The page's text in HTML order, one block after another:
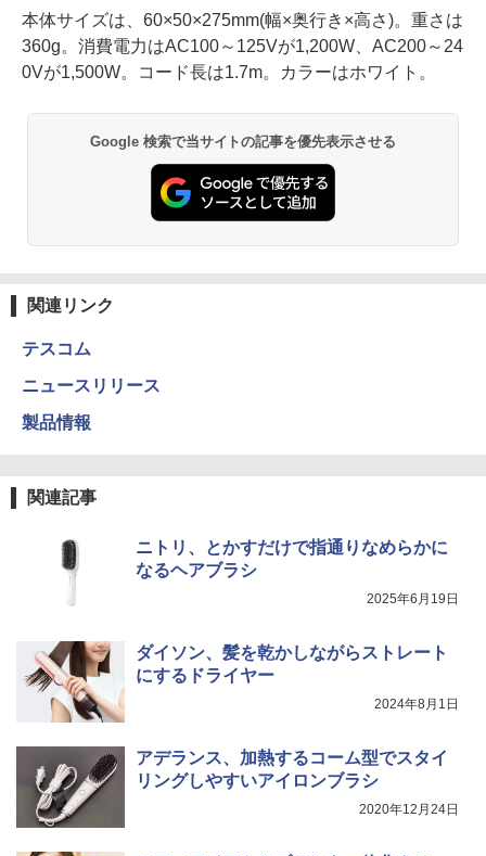
本体サイズは、60×50×275mm(幅×奥行き×高さ)。重さは
360g。消費電力はAC100～125Vが1,200W、AC200～24
0Vが1,500W。コード長は1.7m。カラーはホワイト。
Google 検索で当サイトの記事を優先表示させる
関連リンク
テスコム
ニュースリリース
製品情報
関連記事
ニトリ、とかすだけで指通りなめらかに
なるヘアブラシ
2025年6月19日
ダイソン、髪を乾かしながらストレート
にするドライヤー
2024年8月1日
アデランス、加熱するコーム型でスタイ
リングしやすいアイロンブラシ
2020年12月24日